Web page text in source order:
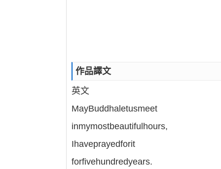
作品譯文
英文
MayBuddhaletusmeet
inmymostbeautifulhours,
Ihaveprayedforit
forfivehundredyears.